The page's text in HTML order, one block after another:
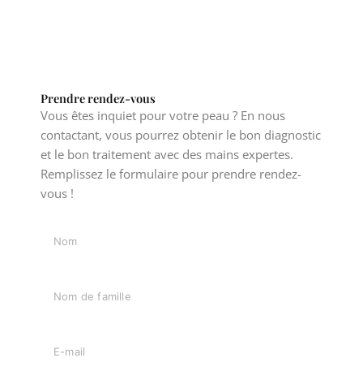
Prendre rendez-vous
Vous êtes inquiet pour votre peau ? En nous
contactant, vous pourrez obtenir le bon diagnostic
et le bon traitement avec des mains expertes.
Remplissez le formulaire pour prendre rendez-
vous !